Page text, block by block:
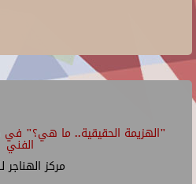
"الهزيمة الحقيقية.. ما هي؟" في
الفني
مركز الهناجر